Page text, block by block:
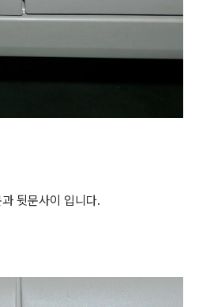
뒷문사이 입니다.